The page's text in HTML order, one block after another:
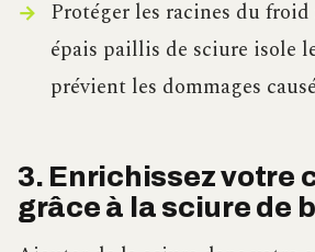
Protéger les racines du
épais paillis de sciure isole
prévient les dommages
3. Enrichissez votre
grâce à la sciure de